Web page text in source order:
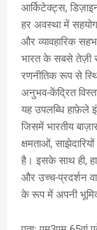
आर्किटेक्ट्स,
हर अवस्था में सहयोग
और व्यावहारिक
भारत के सबसे तेज़ी
रणनीतिक रूप से
अनुभव-केंद्रित
यह उपलब्धि हाफ़ेले
जिसमें भारतीय
क्षमताओं,
है। इसके साथ ही,
और उच्च-प्रदर्शन
के रूप में अपनी